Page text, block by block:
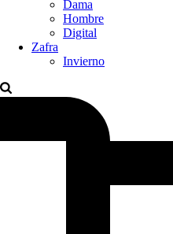
Dama
Hombre
Digital
Zafra
Invierno